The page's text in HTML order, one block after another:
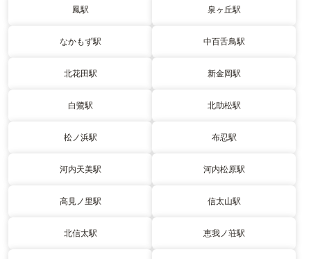
鳳駅 泉ヶ丘駅
なかもず駅 中百舌鳥駅
北花田駅 新金岡駅
白鷺駅 北助松駅
松ノ浜駅 布忍駅
河内天美駅 河内松原駅
高見ノ里駅 信太山駅
北信太駅 恵我ノ荘駅